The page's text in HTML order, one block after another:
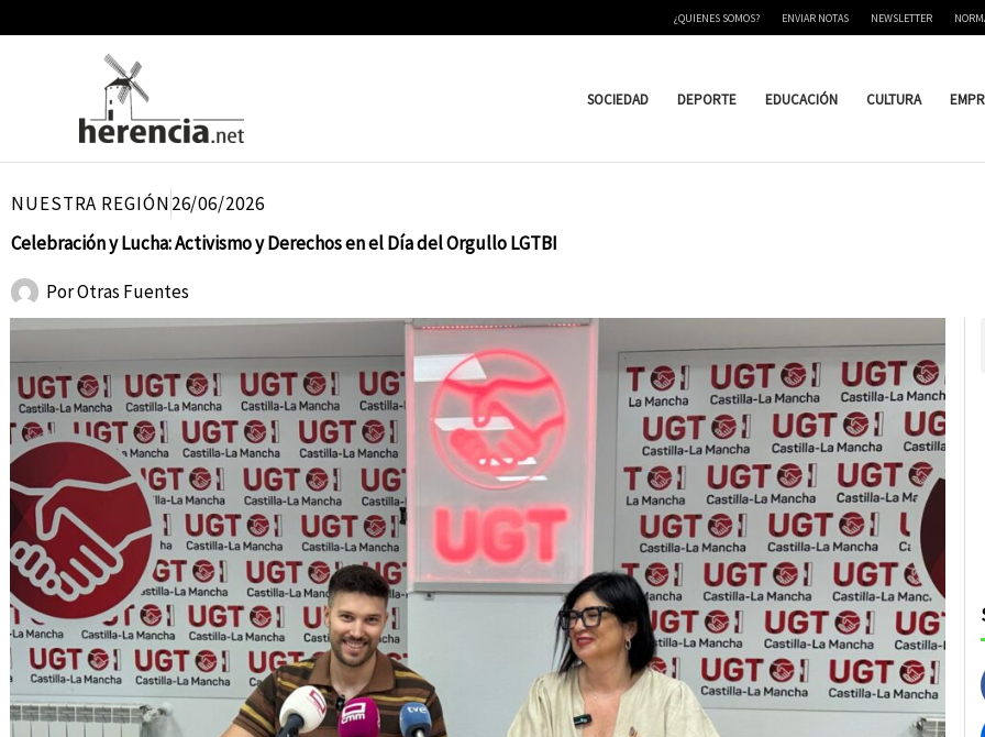
¿QUIENES SOMOS? ENVIAR NOTAS NEWSLETTER
SOCIEDAD DEPORTE EDUCACIÓN CULTURA
NUESTRA REGIÓN26/06/2026
Celebración y Lucha: Activismo y Derechos en el Día del Orgullo LGTBI
PorOtras Fuentes